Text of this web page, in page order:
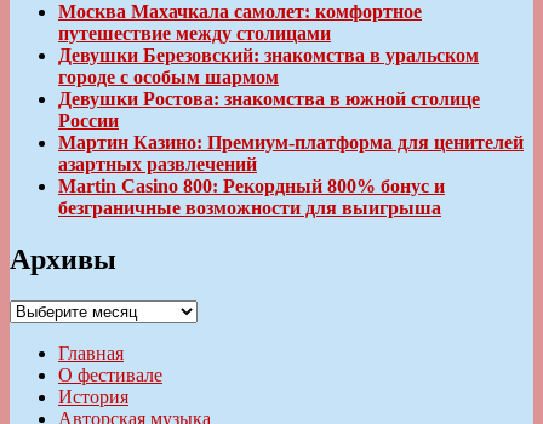
Москва Махачкала самолет: комфортное
путешествие между столицами
Девушки Березовский: знакомства в уральском
городе с особым шармом
Девушки Ростова: знакомства в южной столице
России
Мартин Казино: Премиум-платформа для ценителей
азартных развлечений
Martin Casino 800: Рекордный 800% бонус и
безграничные возможности для выигрыша
Архивы
Архивы
Главная
О фестивале
История
Авторская музыка